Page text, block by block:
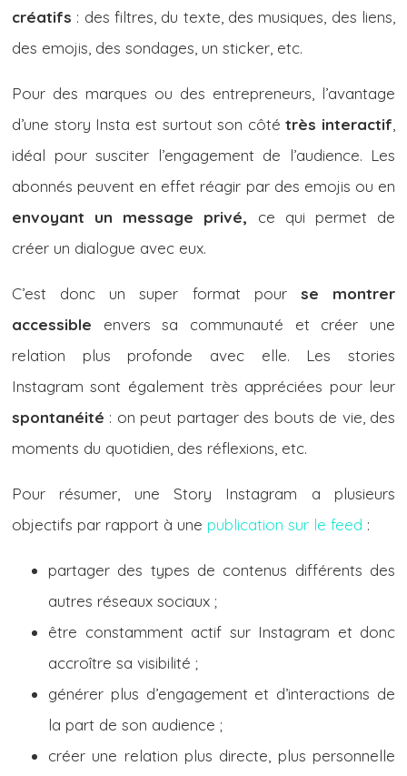
créatifs : des filtres, du texte, des musiques, des liens,
des emojis, des sondages, un sticker, etc.
Pour des marques ou des entrepreneurs, l’avantage
d’une story Insta est surtout son côtétrès interactif
idéal pour susciter l’engagement de l’audience. Les
abonnés peuvent en effet réagir par des emojis ou en
envoyant un message privé, ce qui permet de
créer un dialogue avec eux.
C’est donc un super format pour se montrer
accessible envers sa communauté et créer une
relation plus profonde avec elle. Les stories
Instagram sont également très appréciées pour leur
spontanéité : on peut partager des bouts de vie, des
moments du quotidien, des réflexions, etc.
Pour résumer, une Story Instagram a plusieurs
objectifs par rapport à une publication sur le feed :
partager des types de contenus différents des
autres réseaux sociaux ;
être constamment actif sur Instagram et donc
accroître sa visibilité ;
générer plus d’engagement et d’interactions de
la part de son audience ;
créer une relation plus directe, plus personnelle